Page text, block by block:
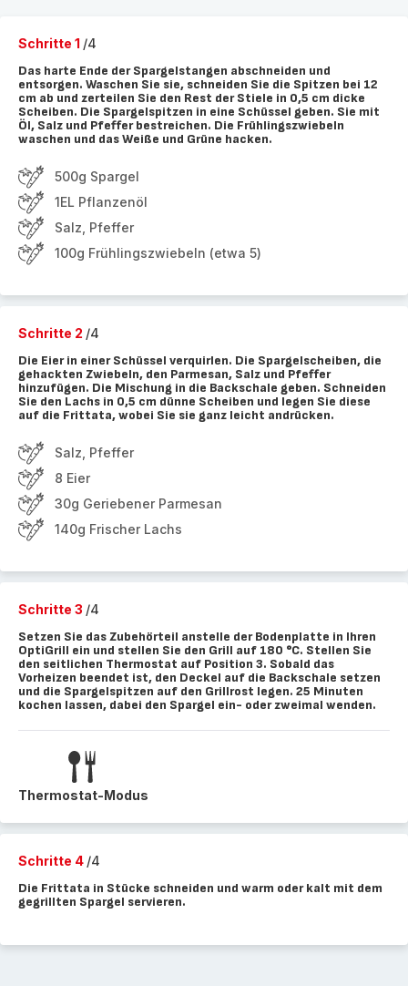
Schritte 1 /4
Das harte Ende der Spargelstangen abschneiden und
entsorgen. Waschen Sie sie, schneiden Sie die Spitzen bei 12
cm ab und zerteilen Sie den Rest der Stiele in 0,5 cm dicke
Scheiben. Die Spargelspitzen in eine Schüssel geben. Sie mit
Öl, Salz und Pfeffer bestreichen. Die Frühlingszwiebeln
waschen und das Weiße und Grüne hacken.
500g Spargel
1EL Pflanzenöl
Salz, Pfeffer
100g Frühlingszwiebeln (etwa 5)
Schritte 2 /4
Die Eier in einer Schüssel verquirlen. Die Spargelscheiben, die
gehackten Zwiebeln, den Parmesan, Salz und Pfeffer
hinzufügen. Die Mischung in die Backschale geben. Schneiden
Sie den Lachs in 0,5 cm dünne Scheiben und legen Sie diese
auf die Frittata, wobei Sie sie ganz leicht andrücken.
Salz, Pfeffer
8 Eier
30g Geriebener Parmesan
140g Frischer Lachs
Schritte 3 /4
Setzen Sie das Zubehörteil anstelle der Bodenplatte in Ihren
OptiGrill ein und stellen Sie den Grill auf 180 °C. Stellen Sie
den seitlichen Thermostat auf Position 3. Sobald das
Vorheizen beendet ist, den Deckel auf die Backschale setzen
und die Spargelspitzen auf den Grillrost legen. 25 Minuten
kochen lassen, dabei den Spargel ein- oder zweimal wenden.
Thermostat-Modus
Schritte 4 /4
Die Frittata in Stücke schneiden und warm oder kalt mit dem
gegrillten Spargel servieren.